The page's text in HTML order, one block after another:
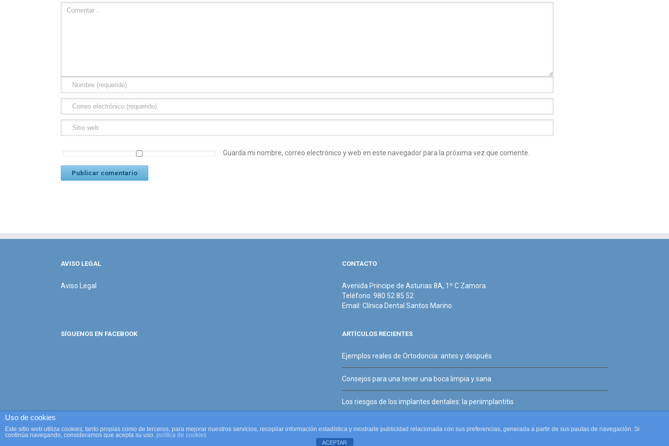
Guarda mi nombre, correo electrónico y web en este navegador para la próxima vez que comente.
AVISO LEGAL
Aviso Legal
CONTACTO
Avenida Principe de Asturias 8A, 1º C Zamora
Teléfono: 980 52 85 52
Email: Clínica Dental Santos Marino
SÍGUENOS EN FACEBOOK ARTÍCULOS RECIENTES
Ejemplos reales de Ortodoncia: antes y después
Consejos para una tener una boca limpia y sana
Los riesgos de los implantes dentales: la periimplantitis
Uso de cookies
Este sitio web utiliza cookies, tanto propias como de terceros, para mejorar nuestros servicios, recopilar información estadística y mostrarle publicidad relacionada con sus preferencias, generada a partir de sus pautas de navegación. Si
continúa navegando, consideramos que acepta su uso. política de cookies
ACEPTAR